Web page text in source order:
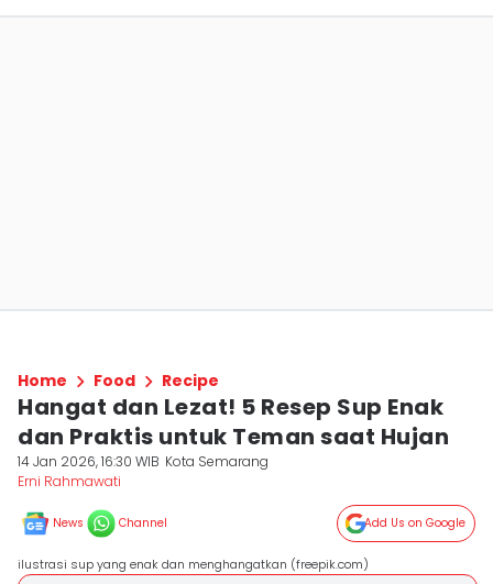
Home Food Recipe
Hangat dan Lezat! 5 Resep Sup Enak
dan Praktis untuk Teman saat Hujan
14 Jan 2026, 16:30 WIB Kota Semarang
Erni Rahmawati
News Channel Add Us on Google
ilustrasi sup yang enak dan menghangatkan (freepik.com)